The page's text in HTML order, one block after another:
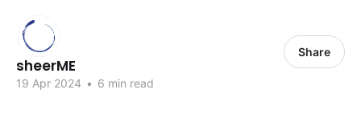
sheerME
19 Apr 2024 • 6 min read
Share